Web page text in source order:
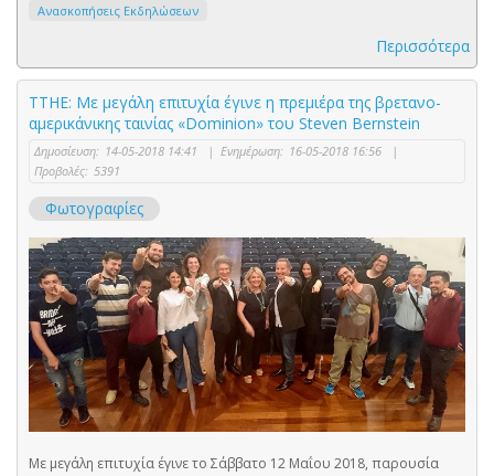
Ανασκοπήσεις Εκδηλώσεων
Περισσότερα
ΤΤΗΕ: Με μεγάλη επιτυχία έγινε η πρεμιέρα της βρετανο-
αμερικάνικης ταινίας «Dominion» του Steven Bernstein
Δημοσίευση: 14-05-2018 14:41 | Ενημέρωση: 16-05-2018 16:56
|
Προβολές: 5391
Φωτογραφίες
Με μεγάλη επιτυχία έγινε το Σάββατο 12 Μαΐου 2018, παρουσία